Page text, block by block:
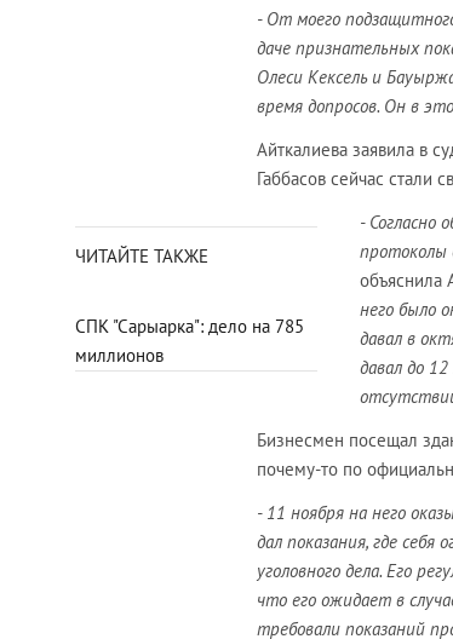
- От моего
даче признательных
Олеси Кексель и
время допросов. Он в
Айткалиева заявила в
Габбасов сейчас стали
ЧИТАЙТЕ ТАКЖЕ
СПК "Сарыарка": дело на 785
миллионов
- Согласно
протоколы
объяснила
него было
давал в
давал до
Бизнесмен посещал
почему-то по
- 11 ноября на него
дал показания, где себя
уголовного дела. Его
что его ожидает в
требовали показаний